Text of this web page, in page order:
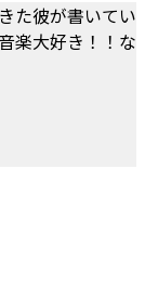
た彼が書いてい
楽大好き！！な